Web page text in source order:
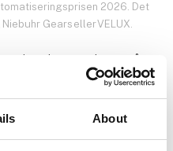
About
2026. Det
Gears eller VELUX.
har nu udpeget årets
den endelige vinder findes i